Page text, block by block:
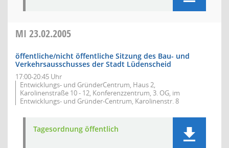
MI 23.02.2005
öffentliche/nicht öffentliche Sitzung des Bau- und
Verkehrsausschusses der Stadt Lüdenscheid
17:00-20:45 Uhr
Entwicklungs- und GründerCentrum, Haus 2,
Karolinenstraße 10 - 12, Konferenzzentrum, 3. OG, im
Entwicklungs- und Gründer-Centrum, Karolinenstr. 8
Tagesordnung öffentlich